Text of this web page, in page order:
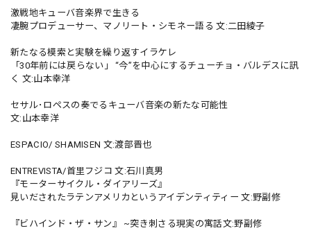
激戦地キューバ音楽界で生きる
凄腕プロデューサー、マノリート・シモネー語る 文:二田綾子
新たなる模索と実験を繰り返すイラケレ
「30年前には戻らない」 “今”を中心にするチューチョ・バルデスに訊
く 文:山本幸洋
セサル･ロペスの奏でるキューバ音楽の新たな可能性
文:山本幸洋
ESPACIO/ SHAMISEN 文:渡部晋也
ENTREVISTA/首里フジコ 文:石川真男
『モーターサイクル・ダイアリーズ』
見いだされたラテンアメリカというアイデンティティー 文:野副修
『ビハインド・ザ・サン』 ~突き刺さる現実の寓話文:野副修